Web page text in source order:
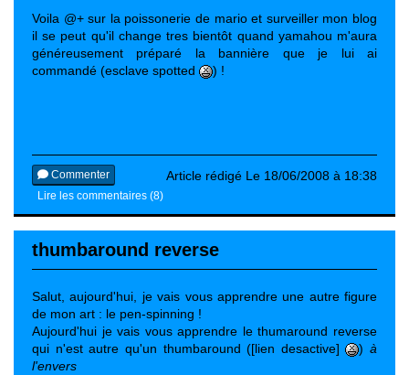
Voila @+ sur la poissonerie de mario et surveiller mon blog
il se peut qu'il change tres bientôt quand yamahou m'aura
généreusement préparé la bannière que je lui ai
commandé (esclave spotted
) !
Article rédigé Le 18/06/2008 à 18:38
Commenter
Lire les commentaires (8)
thumbaround reverse
Salut, aujourd'hui, je vais vous apprendre une autre figure
de mon art : le pen-spinning !
Aujourd'hui je vais vous apprendre le thumaround reverse
qui n'est autre qu'un thumbaround ([lien desactive]
) à
l'envers